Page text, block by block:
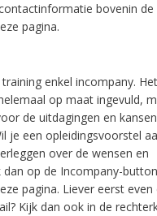
bovenin de
pagina.
enkel incompany. Het
op maat ingevuld,
de uitdagingen en
je een opleidingsvoorstel
over de wensen en
dan op de Incompany-
pagina. Liever eerst
Kijk dan ook in de